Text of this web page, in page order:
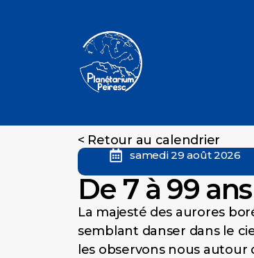
< Retour au calendrier
samedi 29 août 2026
De 7 à 99
La majesté des aurores
semblant danser dans le
les observons nous